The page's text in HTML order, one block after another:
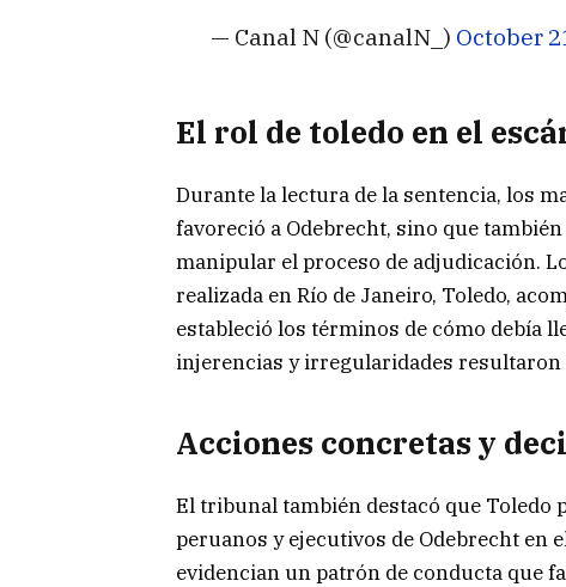
— Canal N (@canalN_) October
El rol de toledo en el
Durante la lectura de la sentencia, los
favoreció a Odebrecht, sino que
manipular el proceso de adjudicación.
realizada en Río de Janeiro, Toledo,
estableció los términos de cómo debía
injerencias y irregularidades resultaron
Acciones concretas y
El tribunal también destacó que
peruanos y ejecutivos de Odebrecht en
evidencian un patrón de conducta que